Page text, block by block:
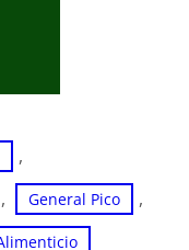
,
, General Pico ,